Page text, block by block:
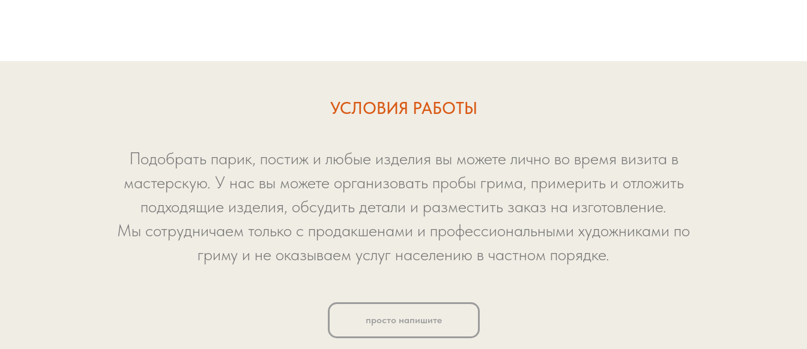
УСЛОВИЯ РАБОТЫ
Подобрать парик, постиж и любые изделия вы можете лично во время визита в
мастерскую. У нас вы можете организовать пробы грима, примерить и отложить
подходящие изделия, обсудить детали и разместить заказ на изготовление.
Мы сотрудничаем только с продакшенами и профессиональными художниками по
гриму и не оказываем услуг населению в частном порядке.
просто напишите